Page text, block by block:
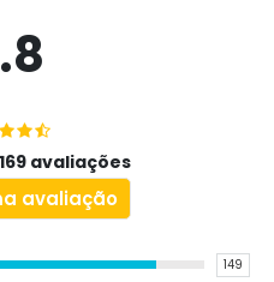
avaliações
avaliação
149